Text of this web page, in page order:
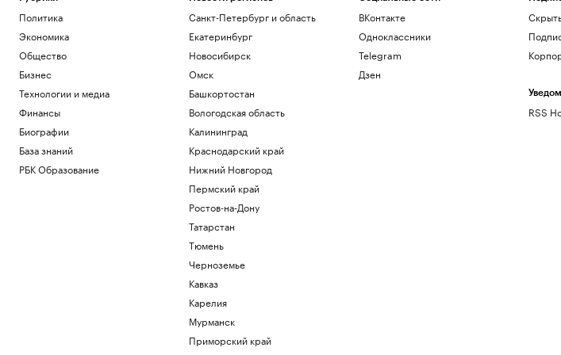
Политика
Экономика
Общество
Бизнес
Технологии и медиа
Финансы
Биографии
База знаний
РБК Образование
Санкт-Петербург и область
Екатеринбург
Новосибирск
Омск
Башкортостан
Вологодская область
Калининград
Краснодарский край
Нижний Новгород
Пермский край
Ростов-на-Дону
Татарстан
Тюмень
Черноземье
Кавказ
Карелия
Мурманск
Приморский край
ВКонтакте
Одноклассники
Telegram
Дзен
RSS